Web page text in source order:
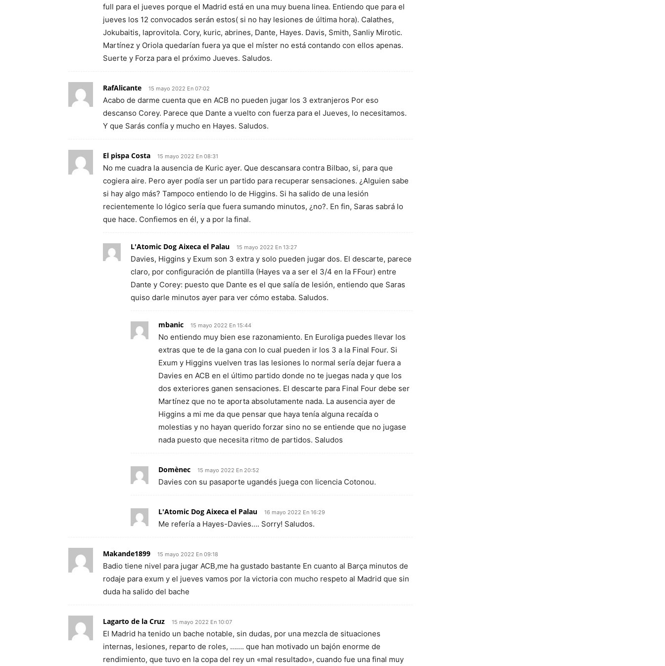
full para el jueves porque el Madrid está en una muy buena linea. Entiendo que para el
jueves los 12 convocados serán estos( si no hay lesiones de última hora). Calathes,
Jokubaitis, laprovitola. Cory, kuric, abrines, Dante, Hayes. Davis, Smith, Sanliy Mirotic.
Martínez y Oriola quedarían fuera ya que el míster no está contando con ellos apenas.
Suerte y Forza para el próximo Jueves. Saludos.
RafAlicante 15 mayo 2022 En 07:02
Acabo de darme cuenta que en ACB no pueden jugar los 3 extranjeros Por eso
descanso Corey. Parece que Dante a vuelto con fuerza para el Jueves, lo necesitamos.
Y que Sarás confía y mucho en Hayes. Saludos.
El pispa Costa 15 mayo 2022 En 08:31
No me cuadra la ausencia de Kuric ayer. Que descansara contra Bilbao, si, para que
cogiera aire. Pero ayer podía ser un partido para recuperar sensaciones. ¿Alguien sabe
si hay algo más? Tampoco entiendo lo de Higgins. Si ha salido de una lesión
recientemente lo lógico sería que fuera sumando minutos, ¿no?. En fin, Saras sabrá lo
que hace. Confiemos en él, y a por la final.
L'Atomic Dog Aixeca el Palau 15 mayo 2022 En 13:27
Davies, Higgins y Exum son 3 extra y solo pueden jugar dos. El descarte, parece
claro, por configuración de plantilla (Hayes va a ser el 3/4 en la FFour) entre
Dante y Corey: puesto que Dante es el que salía de lesión, entiendo que Saras
quiso darle minutos ayer para ver cómo estaba. Saludos.
mbanic 15 mayo 2022 En 15:44
No entiendo muy bien ese razonamiento. En Euroliga puedes llevar los
extras que te de la gana con lo cual pueden ir los 3 a la Final Four. Si
Exum y Higgins vuelven tras las lesiones lo normal sería dejar fuera a
Davies en ACB en el último partido donde no te juegas nada y que los
dos exteriores ganen sensaciones. El descarte para Final Four debe ser
Martínez que no te aporta absolutamente nada. La ausencia ayer de
Higgins a mi me da que pensar que haya tenía alguna recaída o
molestias y no hayan querido forzar sino no se entiende que no jugase
nada puesto que necesita ritmo de partidos. Saludos
Domènec 15 mayo 2022 En 20:52
Davies con su pasaporte ugandés juega con licencia Cotonou.
L'Atomic Dog Aixeca el Palau 16 mayo 2022 En 16:29
Me refería a Hayes-Davies…. Sorry! Saludos.
Makande1899 15 mayo 2022 En 09:18
Badio tiene nivel para jugar ACB,me ha gustado bastante En cuanto al Barça minutos de
rodaje para exum y el jueves vamos por la victoria con mucho respeto al Madrid que sin
duda ha salido del bache
Lagarto de la Cruz 15 mayo 2022 En 10:07
El Madrid ha tenido un bache notable, sin dudas, por una mezcla de situaciones
internas, lesiones, reparto de roles, ……. que han motivado un bajón enorme de
rendimiento, que tuvo en la copa del rey un «mal resultado», cuando fue una final muy